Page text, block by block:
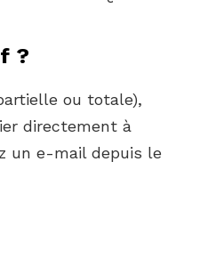
?
ou totale),
directement à
un e-mail depuis le